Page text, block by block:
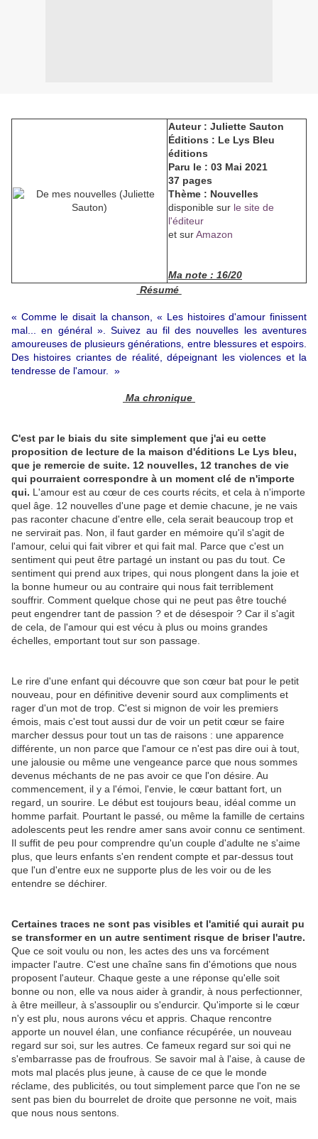
Auteur : Juliette Sauton
Éditions : Le Lys Bleu
éditions
Paru le : 03 Mai 2021
37 pages
Thème : Nouvelles
disponible sur le site de
l'éditeur
et surAmazon
Ma note : 16/20
Résumé
« Comme le disait la chanson, « Les histoires d'amour finissent
mal... en général ». Suivez au fil des nouvelles les aventures
amoureuses de plusieurs générations, entre blessures et espoirs.
Des histoires criantes de réalité, dépeignant les violences et la
tendresse de l'amour.
»
Ma chronique
C'est par le biais du site simplement que j'ai eu cette
proposition de lecture de la maison d'éditions Le Lys bleu,
que je remercie de suite. 12 nouvelles, 12 tranches de vie
qui pourraient correspondre à un moment clé de n'importe
qui. L'amour est au cœur de ces courts récits, et cela à n'importe
quel âge. 12 nouvelles d'une page et demie chacune, je ne vais
pas raconter chacune d'entre elle, cela serait beaucoup trop et
ne servirait pas. Non, il faut garder en mémoire qu'il s'agit de
l'amour, celui qui fait vibrer et qui fait mal. Parce que c'est un
sentiment qui peut être partagé un instant ou pas du tout. Ce
sentiment qui prend aux tripes, qui nous plongent dans la joie et
la bonne humeur ou au contraire qui nous fait terriblement
souffrir. Comment quelque chose qui ne peut pas être touché
peut engendrer tant de passion ? et de désespoir ? Car il s'agit
de cela, de l'amour qui est vécu à plus ou moins grandes
échelles, emportant tout sur son passage.
Le rire d'une enfant qui découvre que son cœur bat pour le petit
nouveau, pour en définitive devenir sourd aux compliments et
rager d'un mot de trop. C'est si mignon de voir les premiers
émois, mais c'est tout aussi dur de voir un petit cœur se faire
marcher dessus pour tout un tas de raisons : une apparence
différente, un non parce que l'amour ce n'est pas dire oui à tout,
une jalousie ou même une vengeance parce que nous sommes
devenus méchants de ne pas avoir ce que l'on désire. Au
commencement, il y a l'émoi, l'envie, le cœur battant fort, un
regard, un sourire. Le début est toujours beau, idéal comme un
homme parfait. Pourtant le passé, ou même la famille de certains
adolescents peut les rendre amer sans avoir connu ce sentiment.
Il suffit de peu pour comprendre qu'un couple d'adulte ne s'aime
plus, que leurs enfants s'en rendent compte et par-dessus tout
que l'un d'entre eux ne supporte plus de les voir ou de les
entendre se déchirer.
Certaines traces ne sont pas visibles et l'amitié qui aurait pu
se transformer en un autre sentiment risque de briser l'autre.
Que ce soit voulu ou non, les actes des uns va forcément
impacter l'autre. C'est une chaîne sans fin d'émotions que nous
proposent l'auteur. Chaque geste a une réponse qu'elle soit
bonne ou non, elle va nous aider à grandir, à nous perfectionner,
à être meilleur, à s'assouplir ou s'endurcir. Qu'importe si le cœur
n'y est plu, nous aurons vécu et appris. Chaque rencontre
apporte un nouvel élan, une confiance récupérée, un nouveau
regard sur soi, sur les autres. Ce fameux regard sur soi qui ne
s'embarrasse pas de froufrous. Se savoir mal à l'aise, à cause de
mots mal placés plus jeune, à cause de ce que le monde
réclame, des publicités, ou tout simplement parce que l'on ne se
sent pas bien du bourrelet de droite que personne ne voit, mais
que nous nous sentons.